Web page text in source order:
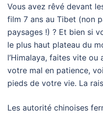
Vous avez rêvé devant
film 7 ans au Tibet (non
paysages !) ? Et bien si
le plus haut plateau du
l’Himalaya, faites vite
votre mal en patience,
pieds de votre vie. La
Les autorité chinoises